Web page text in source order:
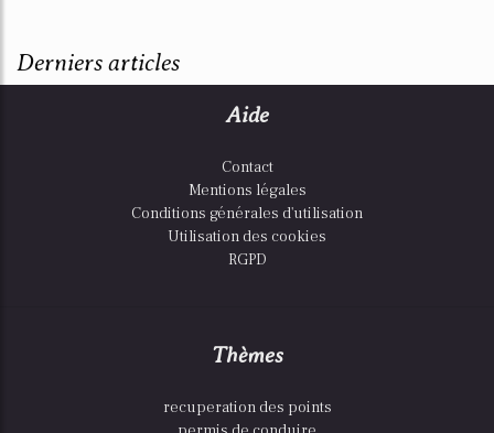
Derniers articles
Aide
Contact
Mentions légales
Conditions générales d'utilisation
Utilisation des cookies
RGPD
Thèmes
recuperation des points